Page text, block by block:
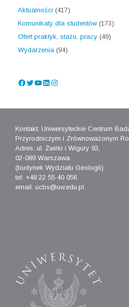
Aktualności (417)
Komunikaty dla studentów(173)
Ofert praktyk, stażu, pracy (49)
Wydarzenia (94)
Facebook
Twitter
YouTube
LinkedIn
Instagram
Kontakt: Uniwersyteckie Centrum
Przyrodniczym i Zrównoważonym
Adres: ul. Żwirki i Wigury 93,
02-089 Warszawa
(budynek Wydziału Geologii)
tel: +48 22 55 40 056
email: ucbs@uw.edu.pl